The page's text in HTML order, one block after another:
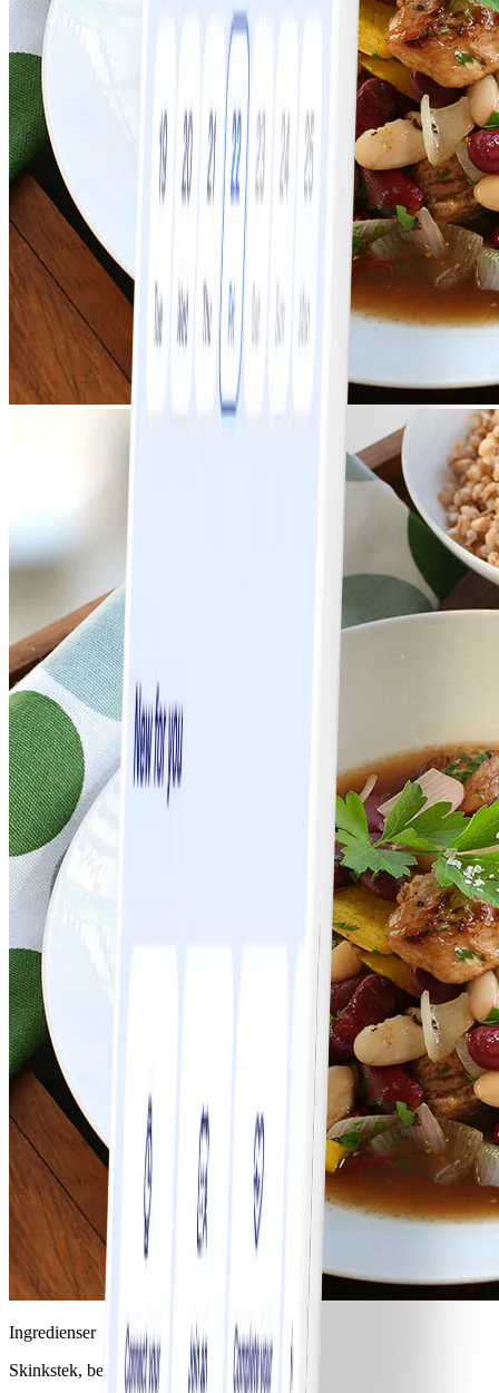
Ingredienser
Skinkstek, benfri (fett bortskuret)